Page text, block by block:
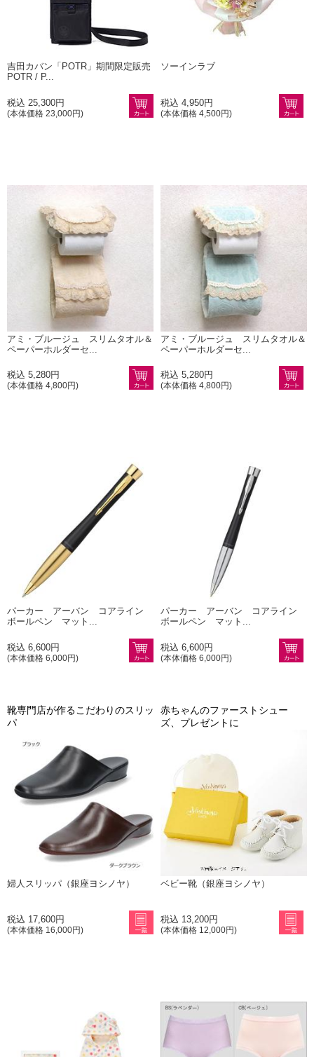
吉田カバン「POTR」期間限定販売
POTR / P...
税込 25,300円
(本体価格 23,000円)
ソーインラブ
税込 4,950円
(本体価格 4,500円)
アミ・ブルージュ スリムタオル＆
ペーパーホルダーセ...
税込 5,280円
(本体価格 4,800円)
アミ・ブルージュ スリムタオル＆
ペーパーホルダーセ...
税込 5,280円
(本体価格 4,800円)
パーカー アーバン コアライン
ボールペン マット...
税込 6,600円
(本体価格 6,000円)
パーカー アーバン コアライン
ボールペン マット...
税込 6,600円
(本体価格 6,000円)
靴専門店が作るこだわりのスリッ
パ
婦人スリッパ（銀座ヨシノヤ）
税込 17,600円
(本体価格 16,000円)
赤ちゃんのファーストシュー
ズ、プレゼントに
ベビー靴（銀座ヨシノヤ）
税込 13,200円
(本体価格 12,000円)